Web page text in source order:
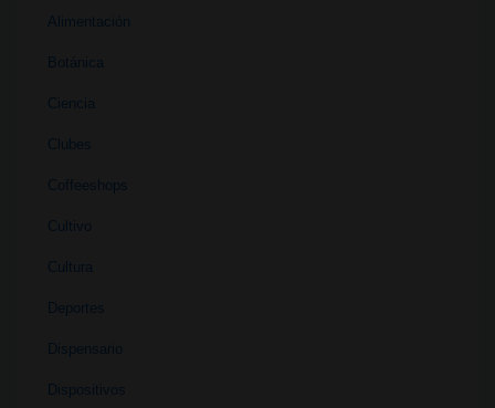
Alimentación
Botánica
Ciencia
Clubes
Coffeeshops
Cultivo
Cultura
Deportes
Dispensario
Dispositivos